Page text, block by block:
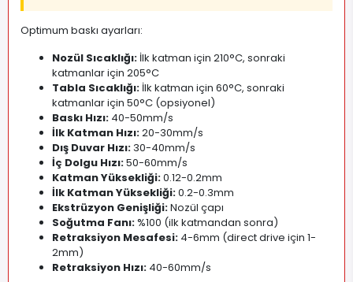
Optimum baskı ayarları:
Nozül Sıcaklığı: İlk katman için 210°C, sonraki
katmanlar için 205°C
Tabla Sıcaklığı: İlk katman için 60°C, sonraki
katmanlar için 50°C (opsiyonel)
Baskı Hızı: 40-50mm/s
İlk Katman Hızı:20-30mm/s
Dış Duvar Hızı:30-40mm/s
İç Dolgu Hızı:50-60mm/s
Katman Yüksekliği:0.12-0.2mm
İlk Katman Yüksekliği:0.2-0.3mm
Ekstrüzyon Genişliği:Nozül çapı
Soğutma Fanı: %100 (ilk katmandan sonra)
Retraksiyon Mesafesi: 4-6mm (direct drive için 1-
2mm)
Retraksiyon Hızı: 40-60mm/s